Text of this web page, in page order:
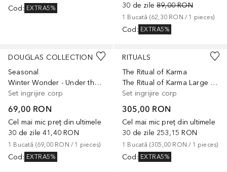
Cod : EXTRA5%
30 de zile 89,00 RON
1 Bucată (62,30 RON / 1 pieces)
Cod : EXTRA5%
DOUGLAS COLLECTION
Seasonal
Winter Wonder - Under the Tree Gift Set
Set ingrijire corp
69,00 RON
Cel mai mic preț din ultimele
30 de zile 41,40 RON
1 Bucată (69,00 RON / 1 pieces)
Cod : EXTRA5%
RITUALS
The Ritual of Karma
The Ritual of Karma Large Gift Set
Set ingrijire corp
305,00 RON
Cel mai mic preț din ultimele
30 de zile 253,15 RON
1 Bucată (305,00 RON / 1 pieces)
Cod : EXTRA5%